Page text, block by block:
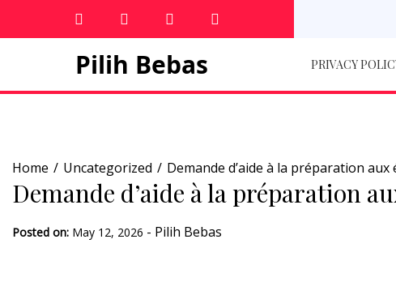
Pilih Bebas PRIVACY
Home Uncategorized Demande d’aide à la préparation
Demande d’aide à la préparation
Posted on: May 12, 2026 - Pilih Bebas